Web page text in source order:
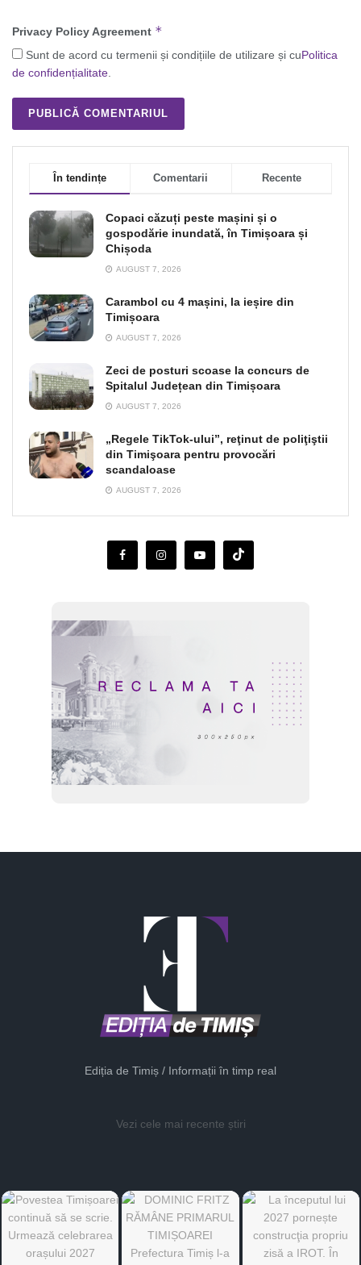
Privacy Policy Agreement *
Sunt de acord cu termenii și condițiile de utilizare și cuPolitica
de confidențialitate.
În tendințe Comentarii Recente
Copaci căzuți peste mașini și o
gospodărie inundată, în Timișoara și
Chișoda
AUGUST 7, 2026
Carambol cu 4 mașini, la ieșire din
Timișoara
AUGUST 7, 2026
Zeci de posturi scoase la concurs de
Spitalul Județean din Timișoara
AUGUST 7, 2026
„Regele TikTok-ului”, reţinut de poliţiştii
din Timişoara pentru provocări
scandaloase
AUGUST 7, 2026
Ediția de Timiș / Informații în timp real
Vezi cele mai recente știri